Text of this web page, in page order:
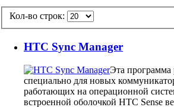
Кол-во строк:
HTC Sync Manager
Эта программа
специально для новых
работающих на операционной
встроенной оболочкой HTC Sense